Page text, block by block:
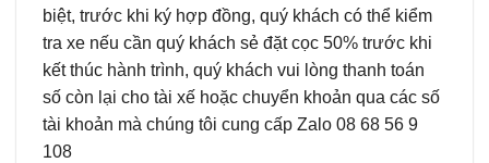
biệt, trước khi ký hợp đồng, quý khách có thể kiểm
tra xe nếu cần quý khách sẻ đặt cọc 50% trước khi
kết thúc hành trình, quý khách vui lòng thanh toán
số còn lại cho tài xế hoặc chuyển khoản qua các số
tài khoản mà chúng tôi cung cấp Zalo 08 68 56 9
108